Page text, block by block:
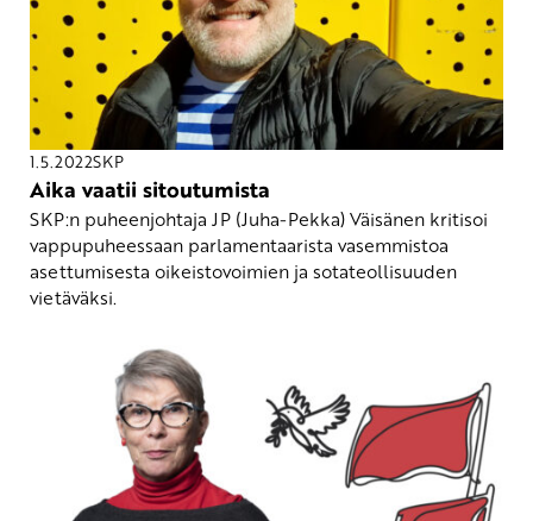
1.5.2022SKP
Aika vaatii sitoutumista
SKP:n puheenjohtaja JP (Juha-Pekka) Väisänen kritisoi
vappupuheessaan parlamentaarista vasemmistoa
asettumisesta oikeistovoimien ja sotateollisuuden
vietäväksi.